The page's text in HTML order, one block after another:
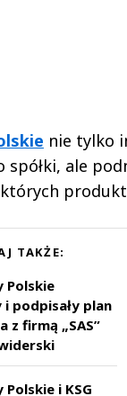
nie tylko
spółki, ale
TAKŻE:
Polskie
i podpisały plan
z firmą „SAS”
i KSG